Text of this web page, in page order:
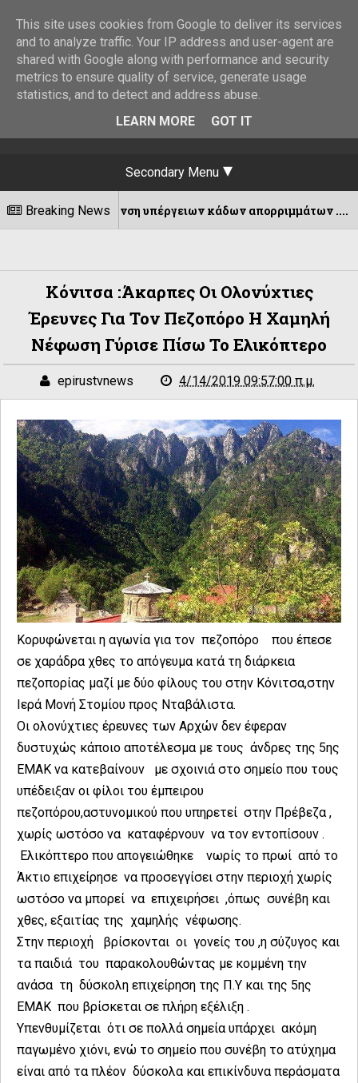
Secondary Menu
Breaking Newsυπέργειων κάδων απορριμμάτων ....
Kόνιτσα :Άκαρπες Οι Ολονύχτιες
Έρευνες Για Τον Πεζοπόρο Η Χαμηλή
Νέφωση Γύρισε Πίσω Το Ελικόπτερο
epirustvnews 4/14/2019 09:57:00 π.μ.
Κορυφώνεται η αγωνία για τον πεζοπόρο που έπεσε
σε χαράδρα χθες το απόγευμα κατά τη διάρκεια
πεζοπορίας μαζί με δύο φίλους του στην Κόνιτσα,στην
Ιερά Μονή Στομίου προς Νταβάλιστα.
Οι ολονύχτιες έρευνες των Αρχών δεν έφεραν
δυστυχώς κάποιο αποτέλεσμα με τους άνδρες της 5ης
ΕΜΑΚ να κατεβαίνουν με σχοινιά στο σημείο που τους
υπέδειξαν οι φίλοι του έμπειρου
πεζοπόρου,αστυνομικού που υπηρετεί στην Πρέβεζα ,
χωρίς ωστόσο να καταφέρνουν να τον εντοπίσουν .
Ελικόπτερο που απογειώθηκε νωρίς το πρωί από το
Άκτιο επιχείρησε να προσεγγίσει στην περιοχή χωρίς
ωστόσο να μπορεί να επιχειρήσει ,όπως συνέβη και
χθες, εξαιτίας της χαμηλής νέφωσης.
Στην περιοχή βρίσκονται οι γονείς του ,η σύζυγος και
τα παιδιά του παρακολουθώντας με κομμένη την
ανάσα τη δύσκολη επιχείρηση της Π.Υ και της 5ης
ΕΜΑΚ που βρίσκεται σε πλήρη εξέλιξη .
Υπενθυμίζεται ότι σε πολλά σημεία υπάρχει ακόμη
παγωμένο χιόνι, ενώ το σημείο που συνέβη το ατύχημα
είναι από τα πλέον δύσκολα και επικίνδυνα περάσματα
This site uses cookies from Google to deliver its services
and to analyze traffic. Your IP address and user-agent are
shared with Google along with performance and security
metrics to ensure quality of service, generate usage
statistics, and to detect and address abuse.
LEARN MORE
GOT IT